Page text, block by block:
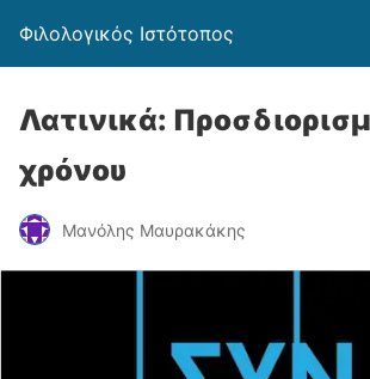
Φιλολογικός Ιστότοπος
Λατινικά:
χρόνου
Μανόλης Μαυρακάκης